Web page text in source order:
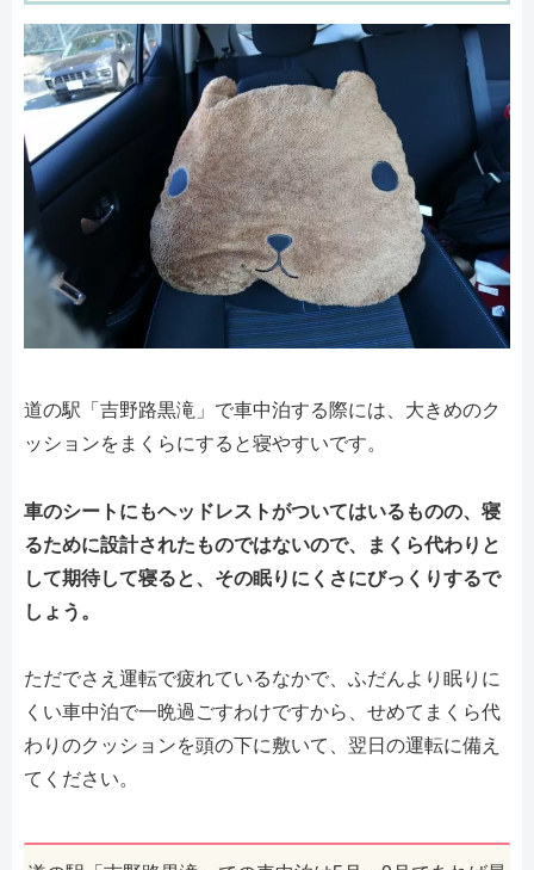
道の駅「吉野路黒滝」で車中泊する際には、大きめのク
ッションをまくらにすると寝やすいです。
車のシートにもヘッドレストがついてはいるものの、寝
るために設計されたものではないので、まくら代わりと
して期待して寝ると、その眠りにくさにびっくりするで
しょう。
ただでさえ運転で疲れているなかで、ふだんより眠りに
くい車中泊で一晩過ごすわけですから、せめてまくら代
わりのクッションを頭の下に敷いて、翌日の運転に備え
てください。